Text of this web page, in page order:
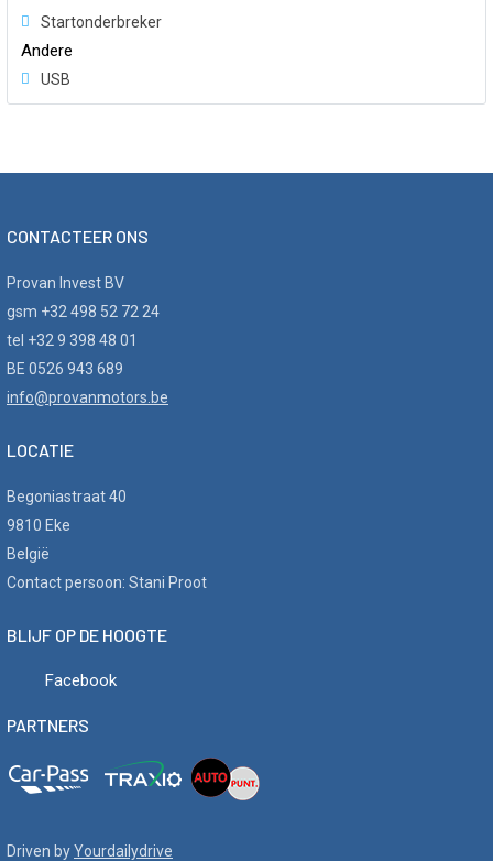
Startonderbreker
Andere
USB
CONTACTEER ONS
Provan Invest BV
gsm +32 498 52 72 24
tel +32 9 398 48 01
BE 0526 943 689
info@provanmotors.be
LOCATIE
Begoniastraat 40
9810 Eke
België
Contact persoon: Stani Proot
BLIJF OP DE HOOGTE
Facebook
PARTNERS
Driven byYourdailydrive